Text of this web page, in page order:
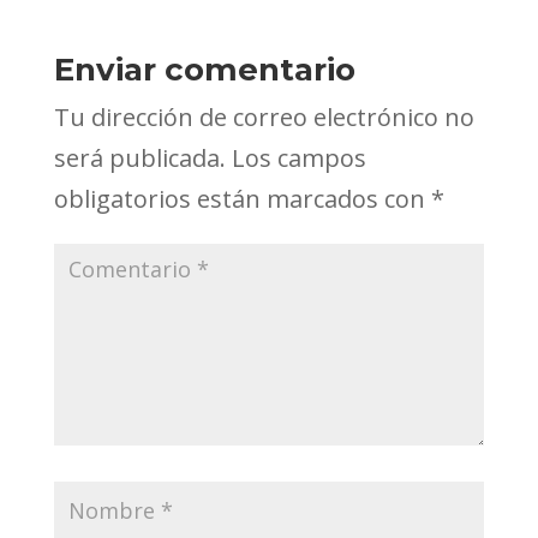
Enviar comentario
Tu dirección de correo electrónico no
será publicada. Los campos
obligatorios están marcados con *